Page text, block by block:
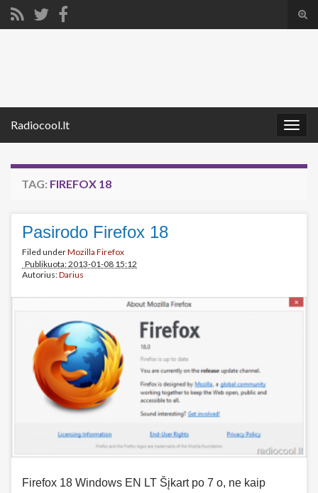
Radiocool.lt
TAG: FIREFOX 18
Pasirodo Firefox 18
Filed underMozilla Firefox
Publikuota: 2013-01-08 15:12
Autorius:Darius
Firefox 18 Windows EN LT Šįkart po 7 o, ne kaip